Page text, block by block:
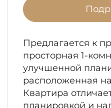
Предлагается к
просторная 1-
улучшенной
расположенная
Квартира
планировкой и